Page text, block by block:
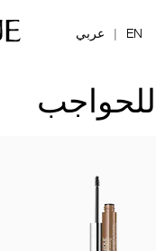
EN
| عربي
للحواجب